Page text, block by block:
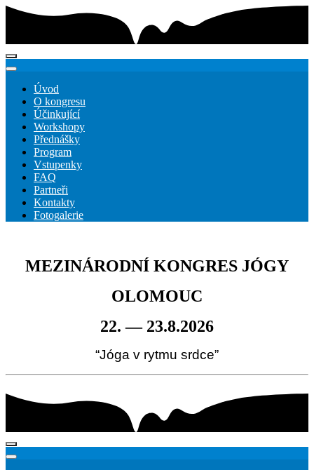
Úvod
O kongresu
Účinkující
Workshopy
Přednášky
Program
Vstupenky
FAQ
Partneři
Kontakty
Fotogalerie
MEZINÁRODNÍ KONGRES JÓGY
OLOMOUC
22. — 23.8.2026
“Jóga v rytmu srdce”